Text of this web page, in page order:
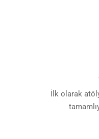
İlk olarak